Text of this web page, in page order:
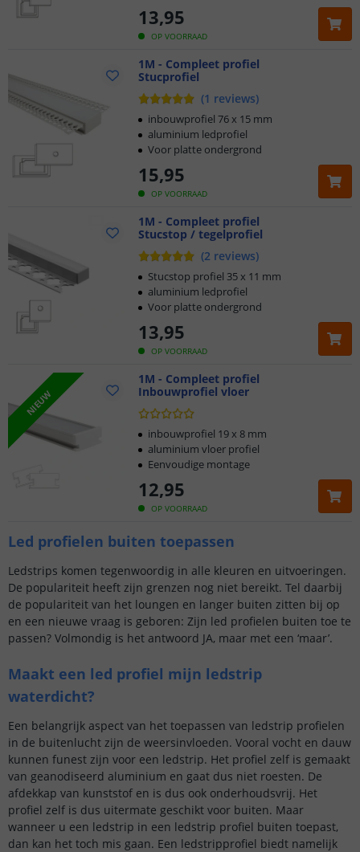
OP VOORRAAD
13,95
1M - Compleet profiel
Stucprofiel
(1 reviews)
OP VOORRAAD
15,95
inbouwprofiel 76 x 15 mm
aluminium ledprofiel
Voor platte ondergrond
1M - Compleet profiel
Stucstop / tegelprofiel
(2 reviews)
OP VOORRAAD
13,95
Stucstop profiel 35 x 11 mm
aluminium ledprofiel
Voor platte ondergrond
NIEUW
1M - Compleet profiel
Inbouwprofiel vloer
OP VOORRAAD
12,95
inbouwprofiel 19 x 8 mm
aluminium vloer profiel
Eenvoudige montage
Led profielen buiten toepassen
Ledstrips komen tegenwoordig in alle kleuren en uitvoeringen.
De populariteit heeft zijn grenzen nog niet bereikt. Tel daarbij
de populariteit van het loungen en langer buiten zitten bij op
en een nieuwe vraag is geboren: Zijn led profielen buiten toe te
passen? Volmondig is het antwoord JA, maar met een ‘maar’.
Maakt een led profiel mijn ledstrip
waterdicht?
Een belangrijk aspect van het toepassen van ledstrip profielen
in de buitenlucht zijn de weersinvloeden. Vooral vocht en dauw
kunnen funest zijn voor een ledstrip. Het profiel zelf is gemaakt
van geanodiseerd aluminium en gaat dus niet roesten. De
afdekkap van kunststof en is dus ook onderhoudsvrij. Het
profiel zelf is dus uitermate geschikt voor buiten. Maar
wanneer u een ledstrip in een ledstrip profiel buiten toepast,
dan kan het toch mis gaan. Een ledstripprofiel biedt namelijk